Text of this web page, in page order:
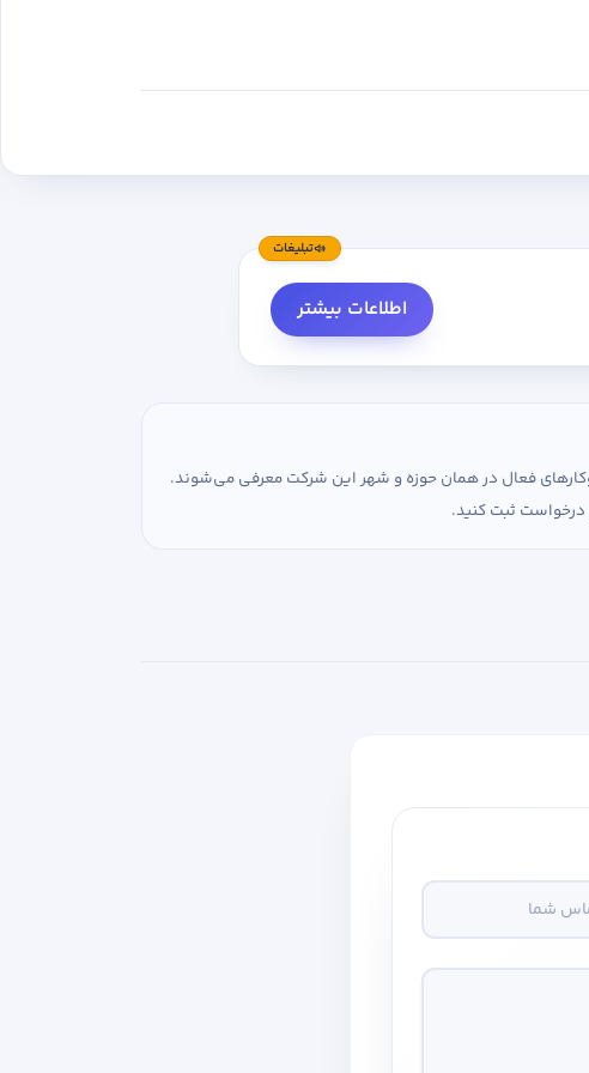
تبلیغات
اطلاعات بیشتر
فعال در همان حوزه و شهر این شرکت معرفی می‌شوند.
درخواست ثبت کنید.